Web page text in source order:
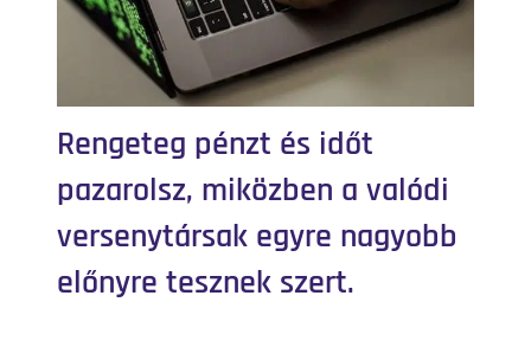
Rengeteg pénzt és időt
pazarolsz, miközben a valódi
versenytársak egyre nagyobb
előnyre tesznek szert.